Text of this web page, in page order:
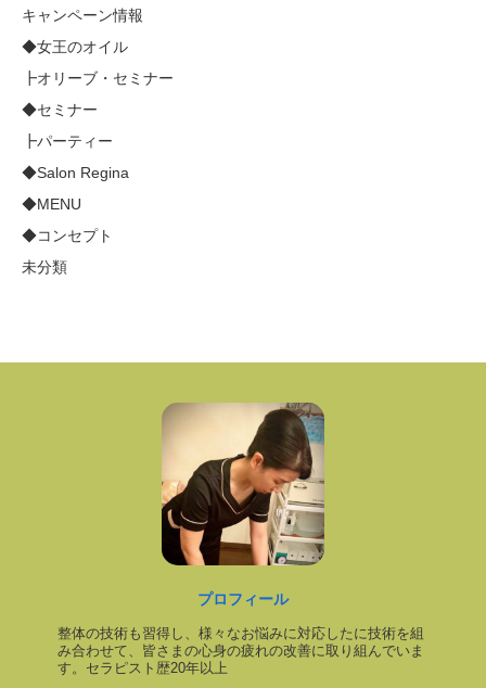
キャンペーン情報
◆女王のオイル
┣オリーブ・セミナー
◆セミナー
┣パーティー
◆Salon Regina
◆MENU
◆コンセプト
未分類
プロフィール
整体の技術も習得し、様々なお悩みに対応したに技術を組
み合わせて、皆さまの心身の疲れの改善に取り組んでいま
す。セラピスト歴20年以上